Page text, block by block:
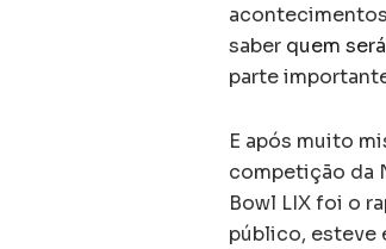
saber quem
parte
E após muito
competição da
Bowl LIX foi o
público, esteve